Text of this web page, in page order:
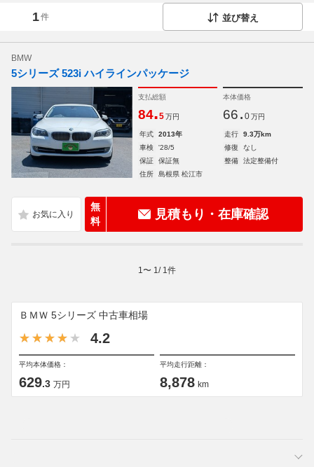
1件 並び替え
BMW
5シリーズ 523i ハイラインパッケージ
支払総額
84.5 万円
本体価格
66. 0 万円
年式 2013年 走行
9.3万km
車検
'28/5 修復
なし
保証
保証無 整備
法定整備付
住所
島根県 松江市
無
料
見積もり・在庫確認
1 〜 1 / 1 件
ＢＭＷ 5シリーズ 中古車相場
4.2
平均本体価格：
629.3 万円
平均走行距離：
8,878 km